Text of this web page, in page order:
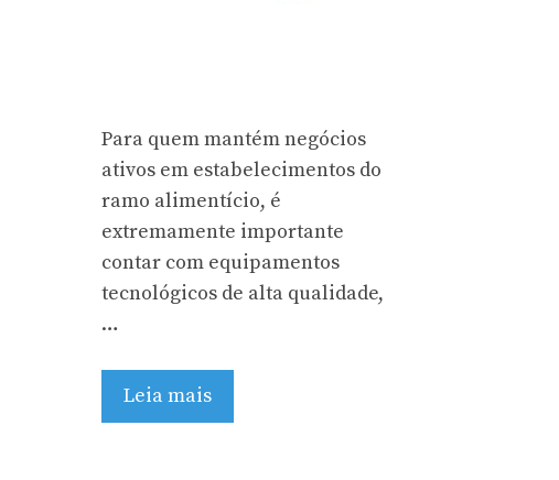
Para quem mantém negócios
ativos em estabelecimentos do
ramo alimentício, é
extremamente importante
contar com equipamentos
tecnológicos de alta qualidade,
…
Leia mais